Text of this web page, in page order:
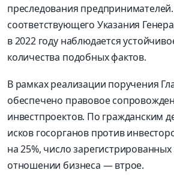
преследования
соответствующего Указания
в 2022 году наблюдается
количества подобных фактов.
В рамках реализации поручения
обеспечено правовое
инвестпроектов. По гражданским
исков госорганов против
на 25%, число
отношении бизнеса — втрое.